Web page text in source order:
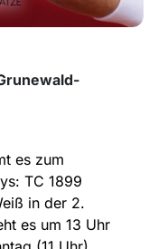
es zum
TC 1899
in der 2.
es um 13 Uhr